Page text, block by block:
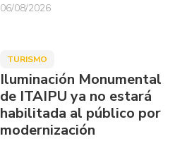
06/08/2026
TURISMO
Iluminación Monumental
de ITAIPU ya no estará
habilitada al público por
modernización